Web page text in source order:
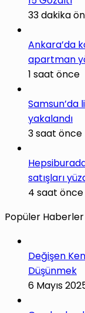
33 dakika
Ankara’da
apartman
1 saat önce
Samsun’da
yakalandı
3 saat önce
satışları
4 saat önce
Popüler Haberler
Değişen
Düşünmek
6 Mayıs